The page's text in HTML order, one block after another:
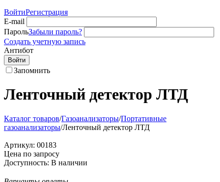
ВойтиРегистрация
E-mail
ПарольЗабыли пароль?
Создать учетную запись
Антибот
Войти
Запомнить
Ленточный детектор ЛТД
Каталог товаров/Газоанализаторы/Портативные
газоанализаторы/Ленточный детектор ЛТД
Артикул: 00183
Цена по запросу
Доступность: В наличии